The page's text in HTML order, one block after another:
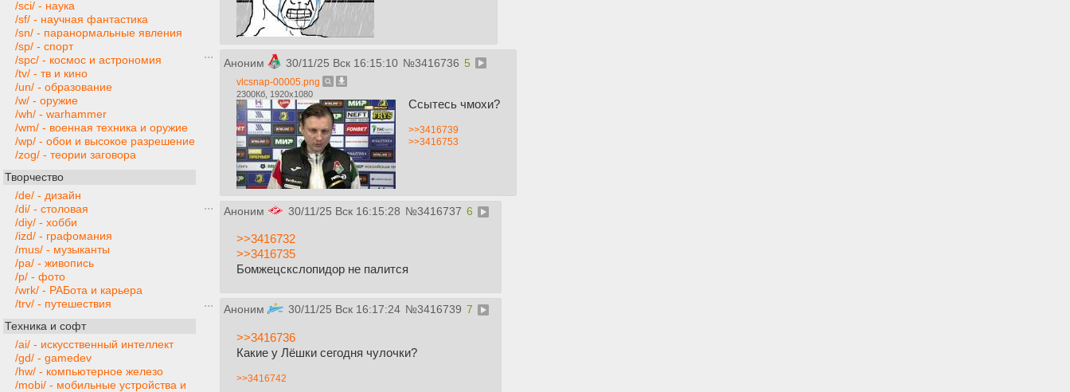
/sci/ - наука
/sf/ - научная фантастика
/sn/ - паранормальные явления
/sp/ - спорт
/spc/ - космос и астрономия
/tv/ - тв и кино
/un/ - образование
/w/ - оружие
/wh/ - warhammer
/wm/ - военная техника и оружие
/wp/ - обои и высокое разрешение
/zog/ - теории заговора
Творчество
/de/ - дизайн
/di/ - столовая
/diy/ - хобби
/izd/ - графомания
/mus/ - музыканты
/pa/ - живопись
/p/ - фото
/wrk/ - РАБота и карьера
/trv/ - путешествия
Техника и софт
/ai/ - искусственный интеллект
/gd/ - gamedev
/hw/ - компьютерное железо
/mobi/ - мобильные устройства и
Аноним 30/11/25 Вск 16:15:10 №3416736 5
vlcsnap-00005.png
2300Кб, 1920x1080
Ссытесь чмохи?
>>3416739
>>3416753
Аноним 30/11/25 Вск 16:15:28 №3416737 6
>>3416732
>>3416735
Бомжецскслопидор не палится
Аноним 30/11/25 Вск 16:17:24 №3416739 7
>>3416736
Какие у Лёшки сегодня чулочки?
>>3416742